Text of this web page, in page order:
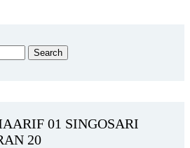
01 SINGOSARI
20